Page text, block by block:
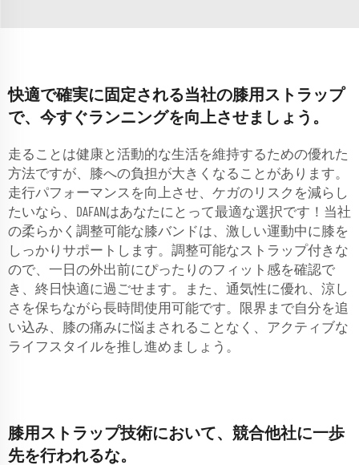
快適で確実に固定される当社の膝用ストラップ
で、今すぐランニングを向上させましょう。
走ることは健康と活動的な生活を維持するための優れた
方法ですが、膝への負担が大きくなることがあります。
走行パフォーマンスを向上させ、ケガのリスクを減らし
たいなら、DAFANはあなたにとって最適な選択です！当社
の柔らかく調整可能な膝バンドは、激しい運動中に膝を
しっかりサポートします。調整可能なストラップ付きな
ので、一日の外出前にぴったりのフィット感を確認で
き、終日快適に過ごせます。また、通気性に優れ、涼し
さを保ちながら長時間使用可能です。限界まで自分を追
い込み、膝の痛みに悩まされることなく、アクティブな
ライフスタイルを推し進めましょう。
膝用ストラップ技術において、競合他社に一歩
先を行われるな。